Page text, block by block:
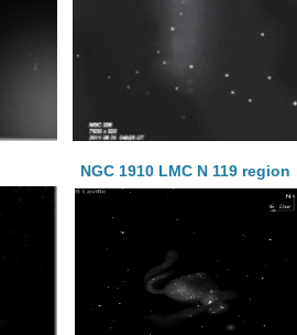
NGC 1910 LMC N 119 region